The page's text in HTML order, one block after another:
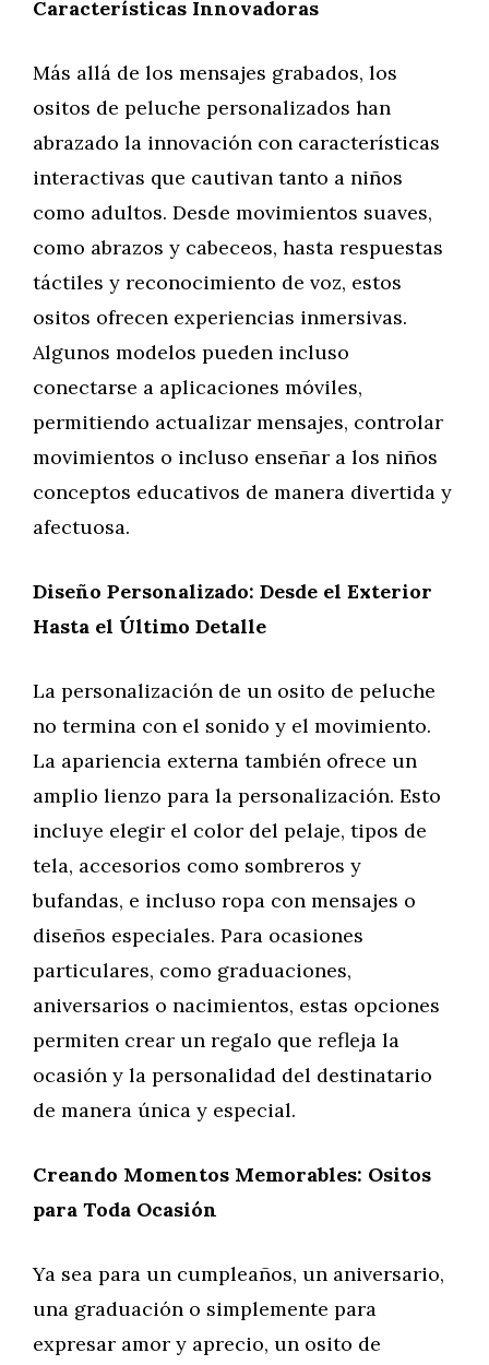
Características Innovadoras
Más allá de los mensajes grabados, los
ositos de peluche personalizados han
abrazado la innovación con características
interactivas que cautivan tanto a niños
como adultos. Desde movimientos suaves,
como abrazos y cabeceos, hasta respuestas
táctiles y reconocimiento de voz, estos
ositos ofrecen experiencias inmersivas.
Algunos modelos pueden incluso
conectarse a aplicaciones móviles,
permitiendo actualizar mensajes, controlar
movimientos o incluso enseñar a los niños
conceptos educativos de manera divertida y
afectuosa.
Diseño Personalizado: Desde el Exterior
Hasta el Último Detalle
La personalización de un osito de peluche
no termina con el sonido y el movimiento.
La apariencia externa también ofrece un
amplio lienzo para la personalización. Esto
incluye elegir el color del pelaje, tipos de
tela, accesorios como sombreros y
bufandas, e incluso ropa con mensajes o
diseños especiales. Para ocasiones
particulares, como graduaciones,
aniversarios o nacimientos, estas opciones
permiten crear un regalo que refleja la
ocasión y la personalidad del destinatario
de manera única y especial.
Creando Momentos Memorables: Ositos
para Toda Ocasión
Ya sea para un cumpleaños, un aniversario,
una graduación o simplemente para
expresar amor y aprecio, un osito de